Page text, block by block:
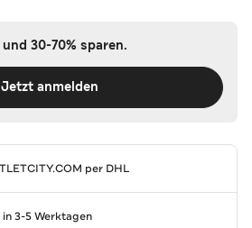
30-70% sparen.
Jetzt anmelden
per DHL
3-5 Werktagen